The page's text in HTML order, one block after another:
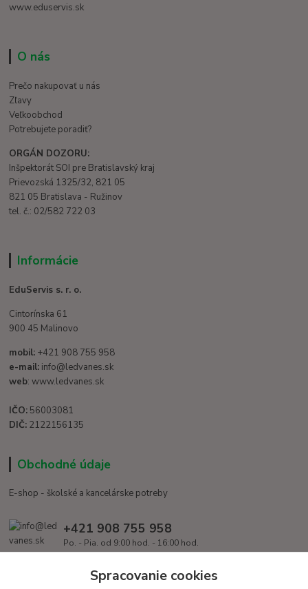
www.eduservis.sk
O nás
Prečo nakupovať u nás
Zľavy
Veľkoobchod
Potrebujete poradiť?
ORGÁN DOZORU:
Inšpektorát SOI pre Bratislavský kraj
Prievozská 1325/32, 821 05
821 05 Bratislava - Ružinov
tel. č.: 02/582 722 03
Informácie
EduServis s. r. o.
Cintorínska 61
900 45 Malinovo
mobil: +421 908 755 958
e-mail: info@ledvanes.sk
web: www.ledvanes.sk
IČO: 56003081
DIČ: 2122156135
Obchodné údaje
E-shop - školské a kancelárske potreby
+421 908 755 958
Po. - Pia. od 9:00 hod. - 16:00 hod.
info@ledvanes.skSpracovanie cookies